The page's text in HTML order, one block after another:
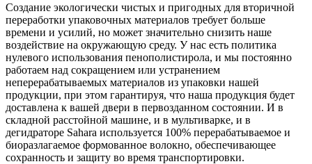
Создание экологически чистых и пригодных для вторичной
переработки упаковочных материалов требует больше
времени и усилий, но может значительно снизить наше
воздействие на окружающую среду. У нас есть политика
нулевого использования пенополистирола, и мы постоянно
работаем над сокращением или устранением
неперерабатываемых материалов из упаковки нашей
продукции, при этом гарантируя, что наша продукция будет
доставлена ​​к вашей двери в первозданном состоянии. И в
складной расстойной машине, и в мультиварке, и в
дегидраторе Sahara используется 100% перерабатываемое и
биоразлагаемое формованное волокно, обеспечивающее
сохранность и защиту во время транспортировки.